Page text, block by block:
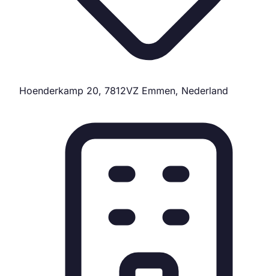
Hoenderkamp 20, 7812VZ Emmen, Nederland